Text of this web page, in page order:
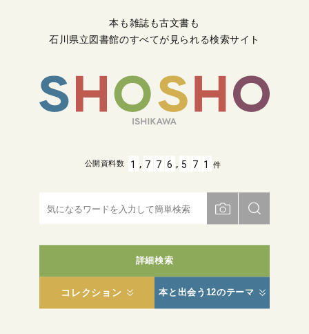
本も雑誌も古文書も
石川県立図書館のすべてが見られる検索サイト
詳細検索
コレクション 本と出会う12のテーマ
公開資料数 1 , 7 7 6 , 5 7 1 件